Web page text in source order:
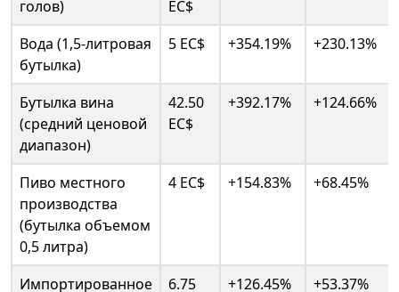
голов)
EC$
Вода (1,5-литровая
бутылка)
5 EC$ +354.19% +230.13%
Бутылка вина
(средний ценовой
диапазон)
42.50
EC$
+392.17% +124.66%
Пиво местного
производства
(бутылка объемом
0,5 литра)
4 EC$ +154.83% +68.45%
Импортированное
6.75
+126.45% +53.37%